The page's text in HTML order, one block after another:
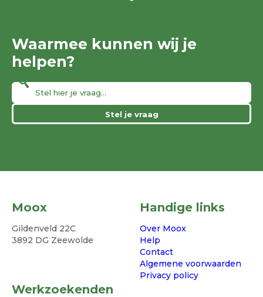
Waarmee kunnen wij je
helpen?
Stel je vraag
Moox
Gildenveld 22C
3892 DG Zeewolde
Handige links
Over Moox
Help
Contact
Algemene voorwaarden
Privacy policy
Werkzoekenden